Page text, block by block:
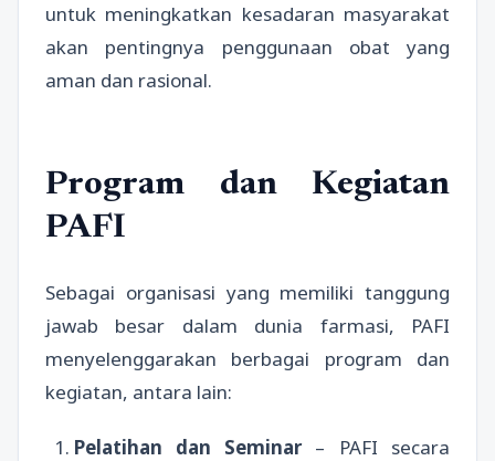
untuk meningkatkan kesadaran masyarakat
akan pentingnya penggunaan obat yang
aman dan rasional.
Program dan Kegiatan
PAFI
Sebagai organisasi yang memiliki tanggung
jawab besar dalam dunia farmasi, PAFI
menyelenggarakan berbagai program dan
kegiatan, antara lain:
Pelatihan dan Seminar– PAFI secara